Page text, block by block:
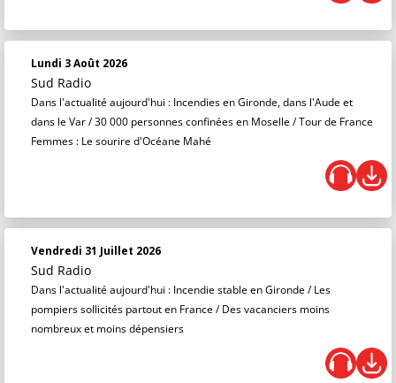
Lundi 3 Août 2026
Sud Radio
Dans l'actualité aujourd'hui : Incendies en Gironde, dans l'Aude et
dans le Var / 30 000 personnes confinées en Moselle / Tour de France
Femmes : Le sourire d'Océane Mahé
Vendredi 31 Juillet 2026
Sud Radio
Dans l'actualité aujourd'hui : Incendie stable en Gironde / Les
pompiers sollicités partout en France / Des vacanciers moins
nombreux et moins dépensiers